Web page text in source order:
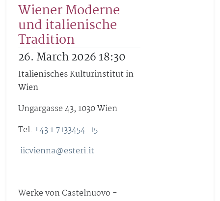
Wiener Moderne
und italienische
Tradition
26. March 2026 18:30
Italienisches Kulturinstitut in
Wien
Ungargasse 43, 1030 Wien
Tel. +43 1 7133454-15
iicvienna@esteri.it
Werke von Castelnuovo -